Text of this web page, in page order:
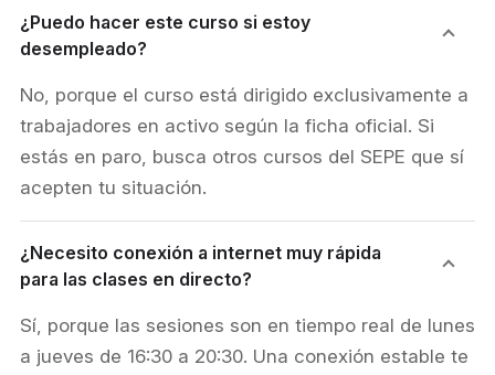
¿Puedo hacer este curso si estoy
desempleado?
No, porque el curso está dirigido exclusivamente a
trabajadores en activo según la ficha oficial. Si
estás en paro, busca otros cursos del SEPE que sí
acepten tu situación.
¿Necesito conexión a internet muy rápida
para las clases en directo?
Sí, porque las sesiones son en tiempo real de lunes
a jueves de 16:30 a 20:30. Una conexión estable te